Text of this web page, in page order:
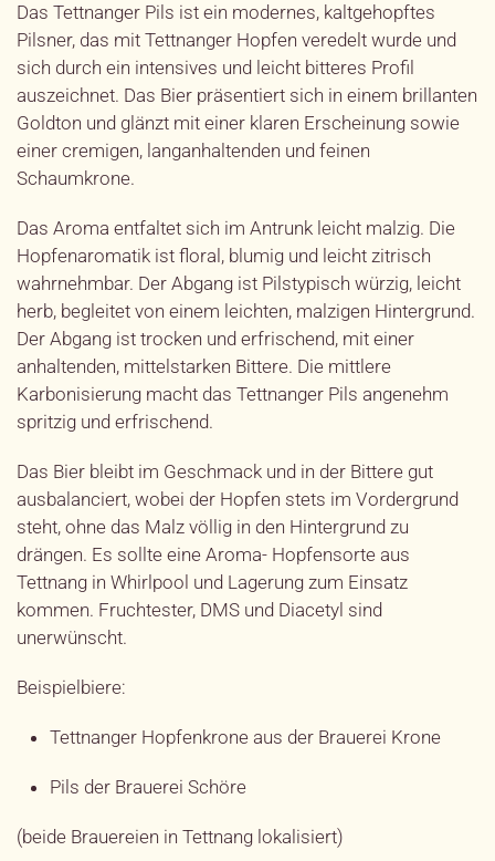
Das Tettnanger Pils ist ein modernes, kaltgehopftes
Pilsner, das mit Tettnanger Hopfen veredelt wurde und
sich durch ein intensives und leicht bitteres Profil
auszeichnet. Das Bier präsentiert sich in einem brillanten
Goldton und glänzt mit einer klaren Erscheinung sowie
einer cremigen, langanhaltenden und feinen
Schaumkrone.
Das Aroma entfaltet sich im Antrunk leicht malzig. Die
Hopfenaromatik ist floral, blumig und leicht zitrisch
wahrnehmbar. Der Abgang ist Pilstypisch würzig, leicht
herb, begleitet von einem leichten, malzigen Hintergrund.
Der Abgang ist trocken und erfrischend, mit einer
anhaltenden, mittelstarken Bittere. Die mittlere
Karbonisierung macht das Tettnanger Pils angenehm
spritzig und erfrischend.
Das Bier bleibt im Geschmack und in der Bittere gut
ausbalanciert, wobei der Hopfen stets im Vordergrund
steht, ohne das Malz völlig in den Hintergrund zu
drängen. Es sollte eine Aroma- Hopfensorte aus
Tettnang in Whirlpool und Lagerung zum Einsatz
kommen. Fruchtester, DMS und Diacetyl sind
unerwünscht.
Beispielbiere:
Tettnanger Hopfenkrone aus der Brauerei Krone
Pils der Brauerei Schöre
(beide Brauereien in Tettnang lokalisiert)